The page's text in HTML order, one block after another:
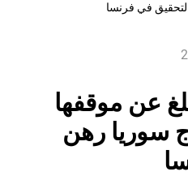
في فرنسا
عن موقفها
سوريا رهن